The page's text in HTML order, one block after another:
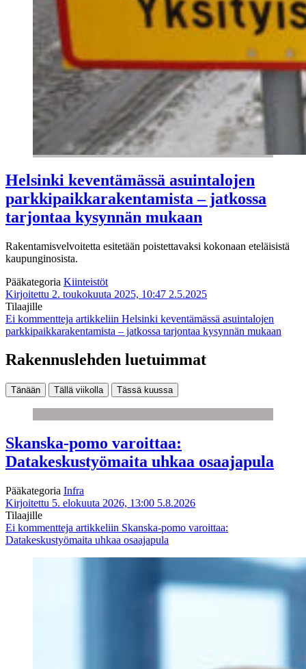
Helsinki keventämässä asuintalojen
parkkipaikkarakentamista – jatkossa
tarjontaa kysynnän mukaan
Rakentamisvelvoitetta esitetään poistettavaksi kokonaan eteläisistä
kaupunginosista.
Pääkategoria Kiinteistöt
Kirjoitettu 2. toukokuuta 2025, 10:47 2.5.2025
Tilaajille
Ei kommentteja artikkeliin Helsinki keventämässä asuintalojen
parkkipaikkarakentamista – jatkossa tarjontaa kysynnän mukaan
Rakennuslehden luetuimmat
Tänään Tällä viikolla Tässä kuussa
Skanska-pomo varoittaa:
Datakeskustyömaita uhkaa osaajapula
Pääkategoria Infra
Kirjoitettu 5. elokuuta 2026, 13:00 5.8.2026
Tilaajille
Ei kommentteja artikkeliin Skanska-pomo varoittaa:
Datakeskustyömaita uhkaa osaajapula